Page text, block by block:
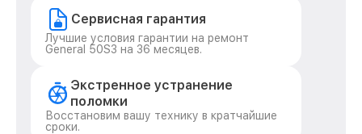
Сервисная гарантия
Лучшие условия гарантии на ремонт
General 50S3 на 36 месяцев.
Экстренное устранение
поломки
Восстановим вашу технику в кратчайшие
сроки.